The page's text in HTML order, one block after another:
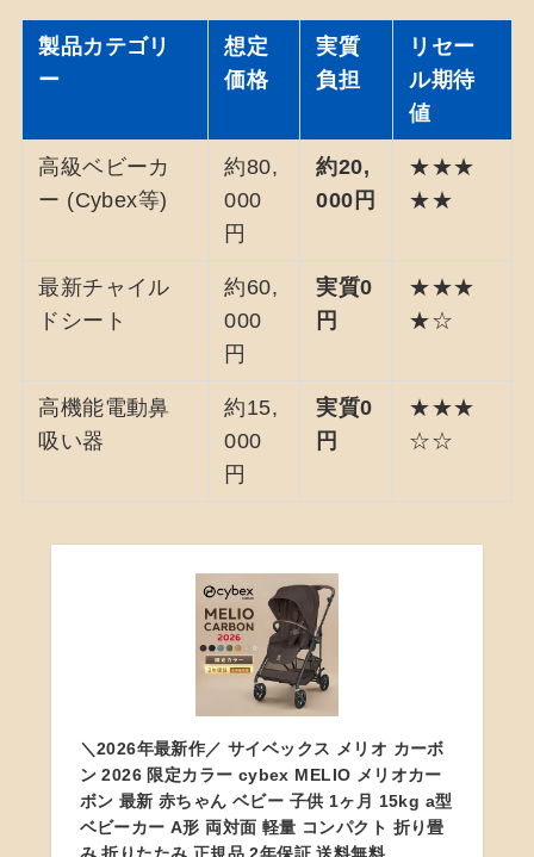
製品カテゴリ
ー
想定
価格
実質
負担
リセー
ル期待
値
高級ベビーカ
ー (Cybex等)
約80,
000
円
約20,
000円
★★★
★★
最新チャイル
ドシート
約60,
000
円
実質0
円
★★★
★☆
高機能電動鼻
吸い器
約15,
000
円
実質0
円
★★★
☆☆
＼2026年最新作／ サイベックス メリオ カーボ
ン 2026 限定カラー cybex MELIO メリオカー
ボン 最新 赤ちゃん ベビー 子供 1ヶ月 15kg a型
ベビーカー A形 両対面 軽量 コンパクト 折り畳